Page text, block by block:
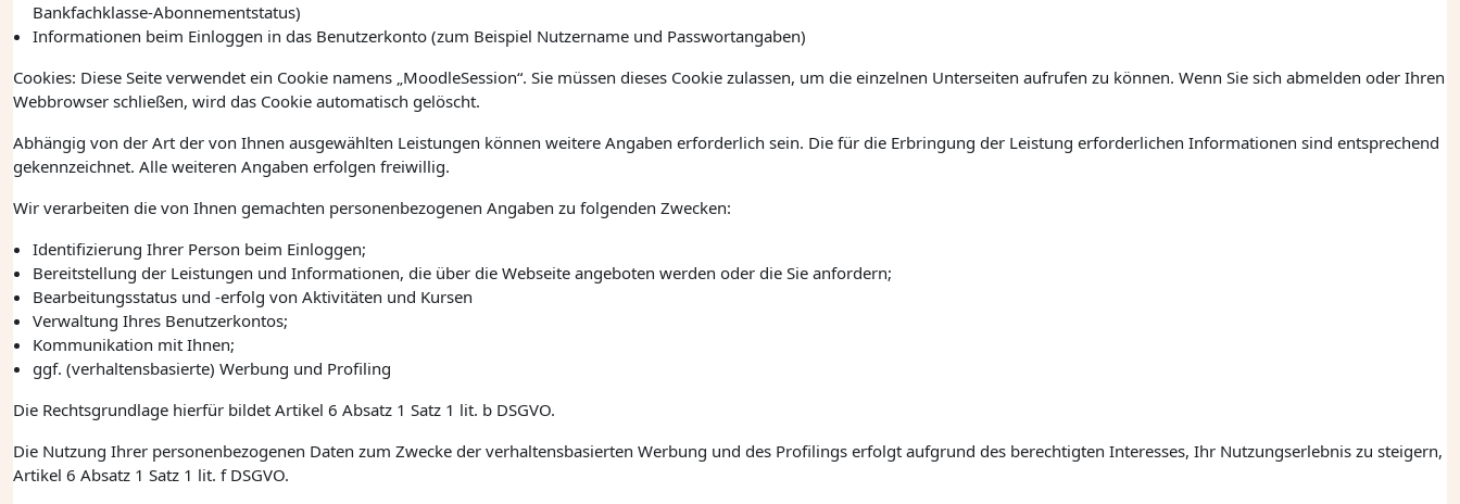
Bankfachklasse-Abonnementstatus)
Informationen beim Einloggen in das Benutzerkonto (zum Beispiel Nutzername und Passwortangaben)
Cookies: Diese Seite verwendet ein Cookie namens „MoodleSession“. Sie müssen dieses Cookie zulassen, um die einzelnen Unterseiten aufrufen zu können. Wenn Sie sich abmelden oder Ihren
Webbrowser schließen, wird das Cookie automatisch gelöscht.
Abhängig von der Art der von Ihnen ausgewählten Leistungen können weitere Angaben erforderlich sein. Die für die Erbringung der Leistung erforderlichen Informationen sind entsprechend
gekennzeichnet. Alle weiteren Angaben erfolgen freiwillig.
Wir verarbeiten die von Ihnen gemachten personenbezogenen Angaben zu folgenden Zwecken:
Identifizierung Ihrer Person beim Einloggen;
Bereitstellung der Leistungen und Informationen, die über die Webseite angeboten werden oder die Sie anfordern;
Bearbeitungsstatus und -erfolg von Aktivitäten und Kursen
Verwaltung Ihres Benutzerkontos;
Kommunikation mit Ihnen;
ggf. (verhaltensbasierte) Werbung und Profiling
Die Rechtsgrundlage hierfür bildet Artikel 6 Absatz 1 Satz 1 lit. b DSGVO.
Die Nutzung Ihrer personenbezogenen Daten zum Zwecke der verhaltensbasierten Werbung und des Profilings erfolgt aufgrund des berechtigten Interesses, Ihr Nutzungserlebnis zu steigern,
Artikel 6 Absatz 1 Satz 1 lit. fDSGVO.